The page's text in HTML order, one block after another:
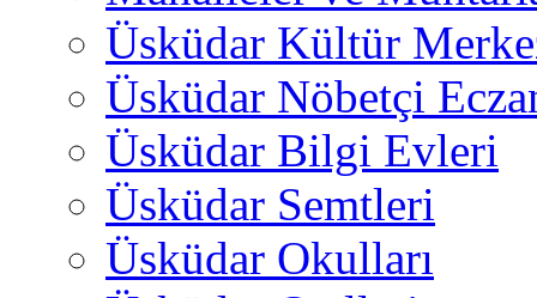
Üsküdar Kültür
Üsküdar Nöbetçi
Üsküdar Bilgi Evleri
Üsküdar Semtleri
Üsküdar Okulları